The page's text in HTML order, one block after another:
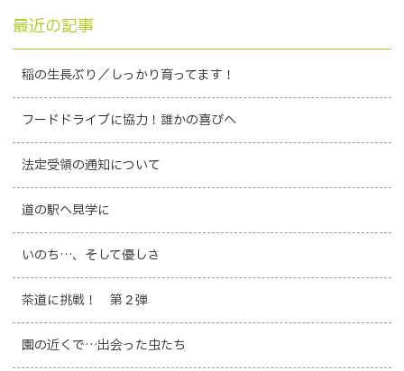
最近の記事
稲の生長ぶり／しっかり育ってます！
フードドライブに協力！誰かの喜びへ
法定受領の通知について
道の駅へ見学に
いのち…、そして優しさ
茶道に挑戦！ 第２弾
園の近くで…出会った虫たち